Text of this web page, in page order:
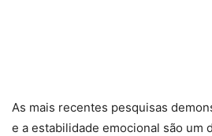
As mais recentes pesquisas
e a estabilidade emocional são um